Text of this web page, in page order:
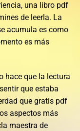
una libro pdf
de leerla. La
acumula es como
es más
hace que la lectura
que estaba
que gratis pdf
aspectos más
maestra de